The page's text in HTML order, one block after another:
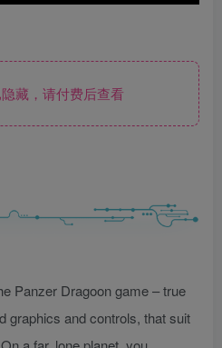
藏，请付费后查看
Panzer Dragoon game – true
graphics and controls, that suit